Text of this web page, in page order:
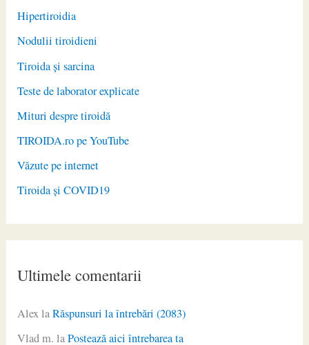
Hipertiroidia
Nodulii tiroidieni
Tiroida și sarcina
Teste de laborator explicate
Mituri despre tiroidă
TIROIDA.ro pe YouTube
Văzute pe internet
Tiroida și COVID19
Ultimele comentarii
AlexlaRăspunsuri la întrebări (2083)
Vlad m. laPostează aici întrebarea ta